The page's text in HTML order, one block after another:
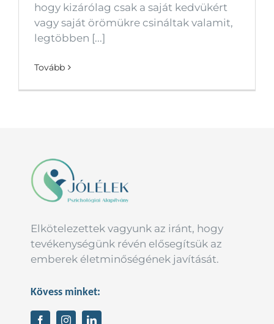
hogy kizárólag csak a saját kedvükért
vagy saját örömükre csináltak valamit,
legtöbben [...]
Tovább
Elkötelezettek vagyunk az iránt, hogy
tevékenységünk révén elősegítsük az
emberek életminőségének javítását.
Kövess minket: